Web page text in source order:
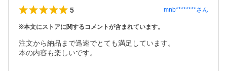
5 mnb********さん
※本文にストアに関するコメントが含まれています。
注文から納品まで迅速でとても満足しています。
本の内容も楽しいです。